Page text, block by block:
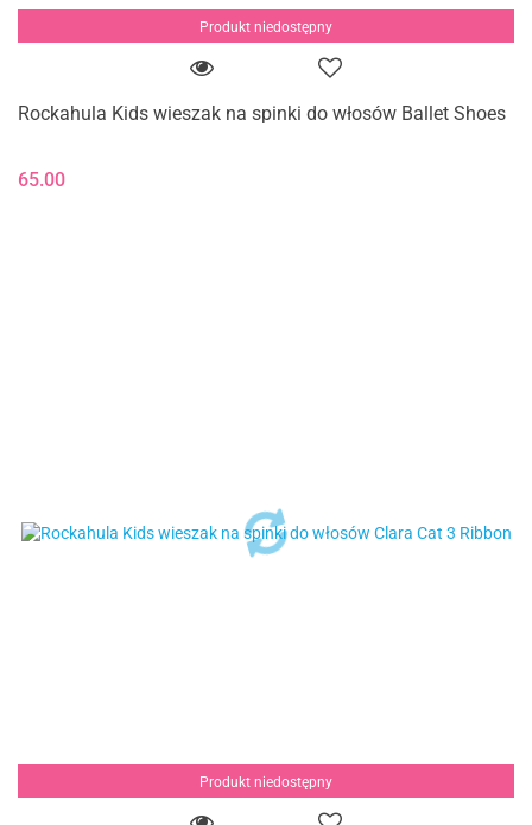
Produkt niedostępny
Rockahula Kids wieszak na spinki do włosów Ballet Shoes
65.00
Produkt niedostępny